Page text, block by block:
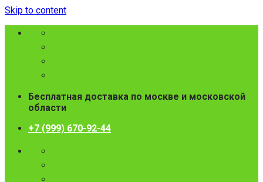
Skip to content
Бесплатная доставка по москве и московской
области
+7 (999) 670-92-44